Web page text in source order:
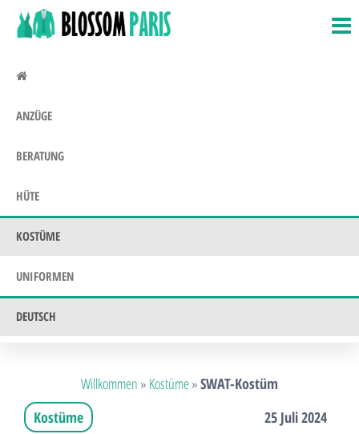
Inhalt
ANZÜGE
BERATUNG
HÜTE
KOSTÜME
UNIFORMEN
DEUTSCH
Willkommen » Kostüme»SWAT-Kostüm
Kostüme
25 Juli 2024